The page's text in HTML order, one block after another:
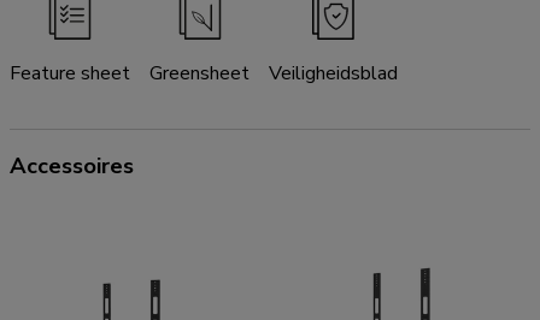
Feature sheet Greensheet Veiligheidsblad
Accessoires